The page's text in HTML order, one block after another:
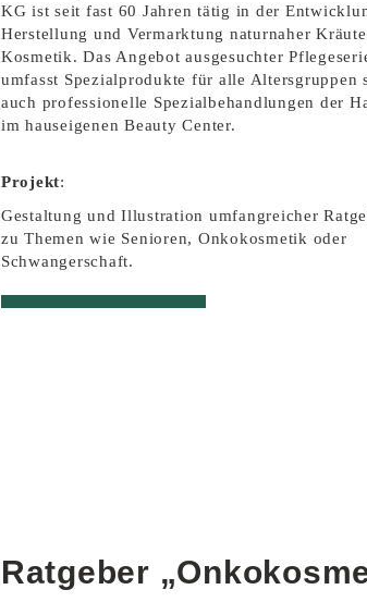
KG ist seit fast 60 Jahren tätig in der
Herstellung und Vermarktung natur­naher
Kosmetik. Das Angebot ausgesuchter
umfasst Spezialprodukte für alle Altersgruppen
auch professionelle Spezialbehandlungen der
im hauseigenen Beauty Center.
Projekt:
Gestaltung und Illustration umfangreicher
zu Themen wie Senioren, Onkokosmetik oder
Schwangerschaft.
Ratgeber